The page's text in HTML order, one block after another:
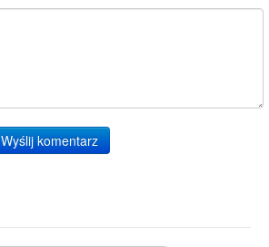
Wyślij komentarz